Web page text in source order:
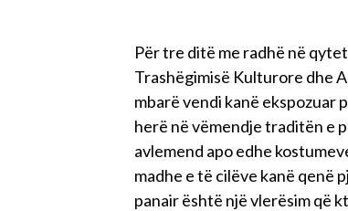
Për tre ditë me radhë në
Trashëgimisë Kulturore dhe
mbarë vendi kanë ekspozuar
herë në vëmendje traditën e
avlemend apo edhe
madhe e të cilëve kanë qenë
panair është një vlerësim që